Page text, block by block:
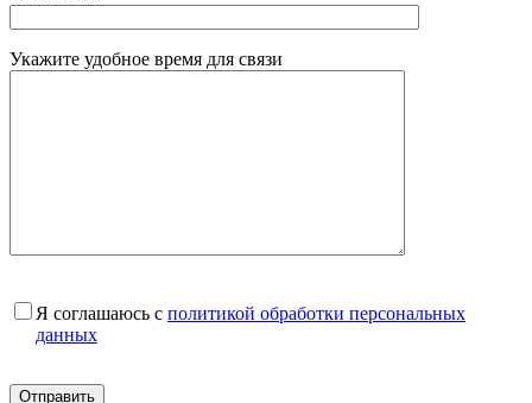
Укажите удобное время для связи
Я соглашаюсь с политикой обработки персональных
данных